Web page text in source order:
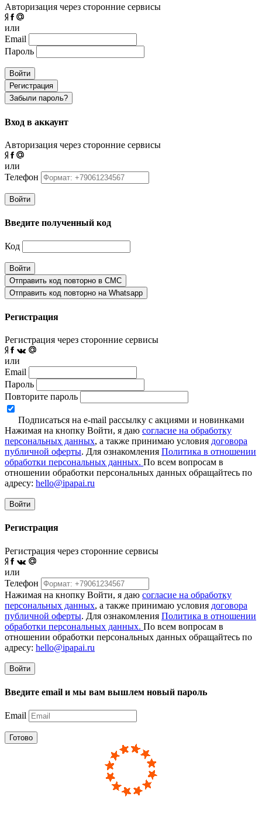
Авторизация через сторонние сервисы
или
Email
Пароль
Войти
Регистрация
Забыли пароль?
Вход в аккаунт
Авторизация через сторонние сервисы
или
Телефон
Войти
Введите полученный код
Код
Войти
Отправить код повторно в СМС
Отправить код повторно на Whatsapp
Регистрация
Регистрация через сторонние сервисы
или
Email
Пароль
Повторите пароль
Подписаться на e-mail рассылку с акциями и новинками
Нажимая на кнопку Войти, я даю согласие на обработку
персональных данных, а также принимаю условия договора
публичной оферты. Для ознакомления Политика в отношении
обработки персональных данных. По всем вопросам в
отношении обработки персональных данных обращайтесь по
адресу: hello@ipapai.ru
Войти
Регистрация
Регистрация через сторонние сервисы
или
Телефон
Нажимая на кнопку Войти, я даю согласие на обработку
персональных данных, а также принимаю условия договора
публичной оферты. Для ознакомления Политика в отношении
обработки персональных данных. По всем вопросам в
отношении обработки персональных данных обращайтесь по
адресу: hello@ipapai.ru
Войти
Введите email и мы вам вышлем новый пароль
Email
Готово